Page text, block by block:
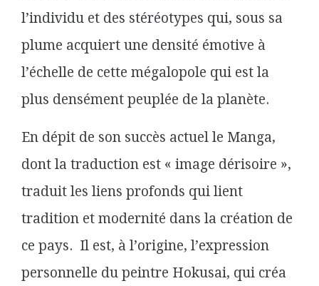
l’individu et des stéréotypes qui, sous sa
plume acquiert une densité émotive à
l’échelle de cette mégalopole qui est la
plus densément peuplée de la planète.
En dépit de son succès actuel le Manga,
dont la traduction est « image dérisoire »,
traduit les liens profonds qui lient
tradition et modernité dans la création de
ce pays. Il est, à l’origine, l’expression
personnelle du peintre Hokusai, qui créa